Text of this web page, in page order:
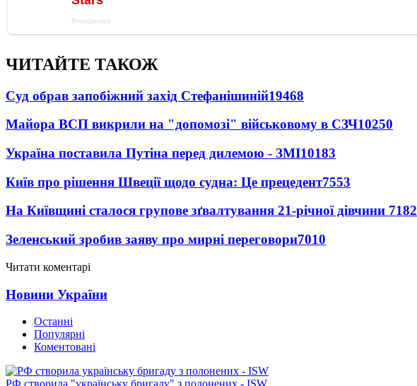
ЧИТАЙТЕ ТАКОЖ
Суд обрав запобіжний захід Стефанішиній19468
Майора ВСП викрили на "допомозі" військовому в СЗЧ10250
Україна поставила Путіна перед дилемою - ЗМІ10183
Київ про рішення Швеції щодо судна: Це прецедент7553
На Київщині сталося групове зґвалтування 21-річної дівчини 7182
Зеленський зробив заяву про мирні переговори7010
Читати коментарі
Новини України
Останні
Популярні
Коментовані